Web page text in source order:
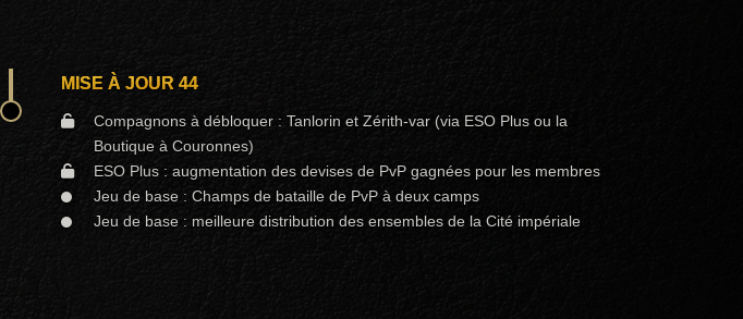
MISE À JOUR 44
Compagnons à débloquer : Tanlorin et Zérith-var (via ESO Plus ou la
Boutique à Couronnes)
ESO Plus : augmentation des devises de PvP gagnées pour les membres
Jeu de base : Champs de bataille de PvP à deux camps
Jeu de base : meilleure distribution des ensembles de la Cité impériale